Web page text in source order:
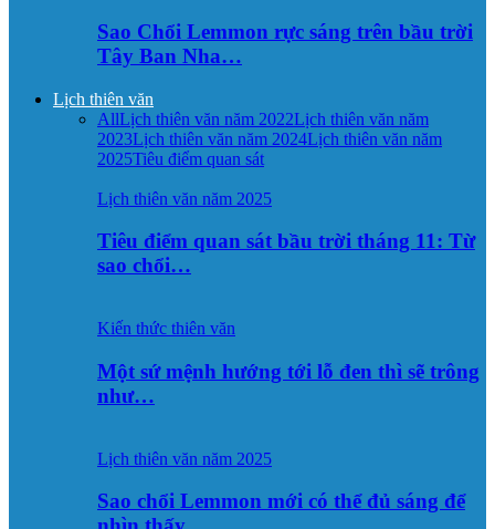
Sao Chổi Lemmon rực sáng trên bầu trời
Tây Ban Nha…
Lịch thiên văn
AllLịch thiên văn năm 2022Lịch thiên văn năm
2023Lịch thiên văn năm 2024Lịch thiên văn năm
2025Tiêu điểm quan sát
Lịch thiên văn năm 2025
Tiêu điểm quan sát bầu trời tháng 11: Từ
sao chổi…
Kiến thức thiên văn
Một sứ mệnh hướng tới lỗ đen thì sẽ trông
như…
Lịch thiên văn năm 2025
Sao chổi Lemmon mới có thể đủ sáng để